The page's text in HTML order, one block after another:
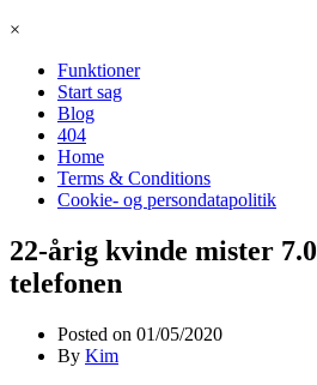
×
Funktioner
Start sag
Blog
404
Home
Terms & Conditions
Cookie- og persondatapolitik
22-årig kvinde mister
telefonen
Posted on 01/05/2020
By Kim